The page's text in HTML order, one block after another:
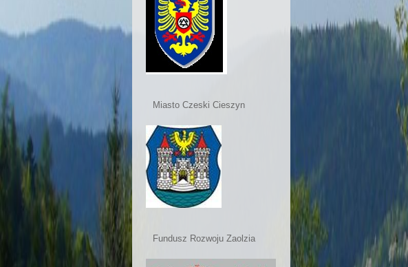
Miasto Czeski Cieszyn
Fundusz Rozwoju Zaolzia